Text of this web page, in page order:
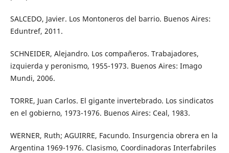
SALCEDO, Javier. Los Montoneros del barrio. Buenos Aires:
Eduntref, 2011.
SCHNEIDER, Alejandro. Los compañeros. Trabajadores,
izquierda y peronismo, 1955-1973. Buenos Aires: Imago
Mundi, 2006.
TORRE, Juan Carlos. El gigante invertebrado. Los sindicatos
en el gobierno, 1973-1976. Buenos Aires: Ceal, 1983.
WERNER, Ruth; AGUIRRE, Facundo. Insurgencia obrera en la
Argentina 1969-1976. Clasismo, Coordinadoras Interfabriles